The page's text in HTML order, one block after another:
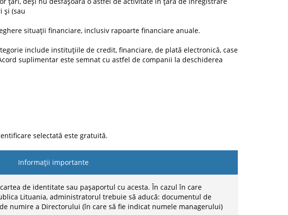
și (sau
situații financiare, inclusiv rapoarte financiare anuale.
include instituțiile de credit, financiare, de plată electronică, case
suplimentar este semnat cu astfel de companii la deschiderea
selectată este gratuită.
Informații importante
de identitate sau pașaportul cu acesta. În cazul în care
Lituania, administratorul trebuie să aducă: documentul de
numire a Directorului (în care să fie indicat numele managerului)